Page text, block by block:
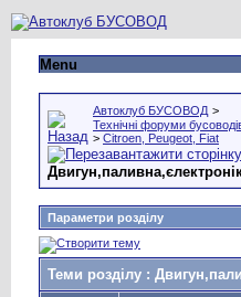
Menu
Автоклуб БУСОВОД >
Технічні форуми
> Citroen, Peugeot, Fiat
Параметри розділу
Теми розділу :